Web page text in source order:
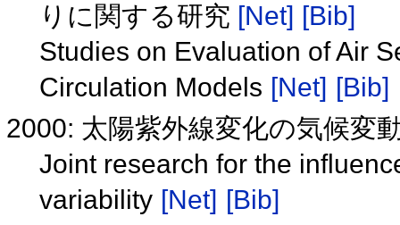
りに関する研究 [Net] [Bib]
Studies on Evaluation of Air
Circulation Models [Net] [Bib]
2000: 太陽紫外線変化の気候変
Joint research for the
variability [Net] [Bib]